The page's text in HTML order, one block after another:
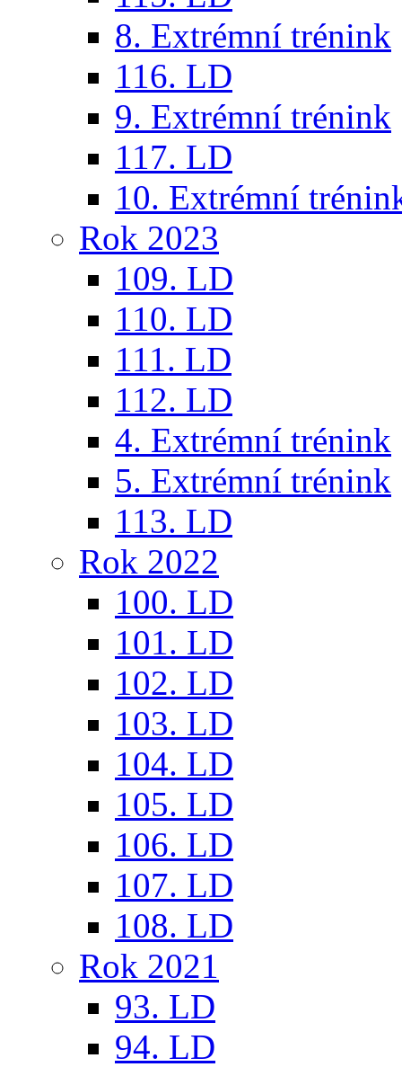
8. Extrémní trénink
116. LD
9. Extrémní trénink
117. LD
10. Extrémní
Rok 2023
109. LD
110. LD
111. LD
112. LD
4. Extrémní trénink
5. Extrémní trénink
113. LD
Rok 2022
100. LD
101. LD
102. LD
103. LD
104. LD
105. LD
106. LD
107. LD
108. LD
Rok 2021
93. LD
94. LD